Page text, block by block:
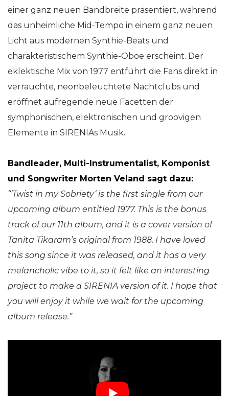
einer ganz neuen Bandbreite präsentiert, während
das unheimliche Mid-Tempo in einem ganz neuen
Licht aus modernen Synthie-Beats und
charakteristischem Synthie-Oboe erscheint. Der
eklektische Mix von 1977 entführt die Fans direkt in
verrauchte, neonbeleuchtete Nachtclubs und
eröffnet aufregende neue Facetten der
symphonischen, elektronischen und groovigen
Elemente in SIRENIAs Musik.
Bandleader, Multi-Instrumentalist, Komponist
und Songwriter Morten Veland sagt dazu:
“’Twist in my Sobriety‘ is the first single from our
upcoming album entitled 1977. This is the bonus
track of our 11th album, and it is a cover version of
Tanita Tikaram’s original from 1988. I have loved
this song since it was released, and it has a very
melancholic vibe to it, so it felt like an interesting
project to make a SIRENIA version of it. I hope that
you will enjoy it while we wait for the upcoming
album release.”